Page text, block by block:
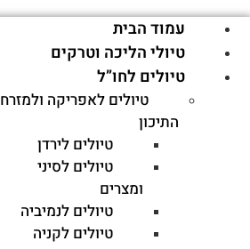
עמוד הבית
טיולי הליכה וטרקים
טיולים לחו”ל
טיולים לאפריקה ולמזרח
התיכון
טיולים לירדן
טיולים לסיני
ומצרים
טיולים לנמיביה
טיולים לקניה